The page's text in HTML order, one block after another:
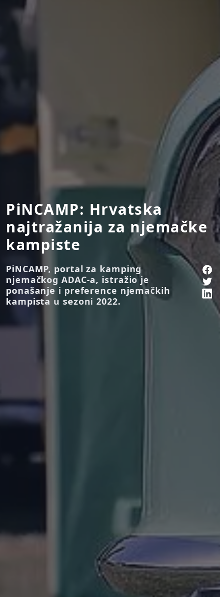
PiNCAMP: Hrvatska
najtražanija za njemačke
kampiste
PiNCAMP, portal za kamping
njemačkog ADAC-a, istražio je
ponašanje i preference njemačkih
kampista u sezoni 2022.